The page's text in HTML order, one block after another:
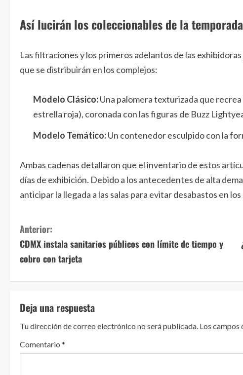
Así lucirán los coleccionables de la temporada
Las filtraciones y los primeros adelantos de las
que se distribuirán en los complejos:
Modelo Clásico:Una palomera texturizada que
estrella roja), coronada con las figuras de Buzz
Modelo Temático:Un contenedor esculpido con la
Ambas cadenas detallaron que el inventario de estos
días de exhibición. Debido a los antecedentes de alta
anticipar la llegada a las salas para evitar desabastos en
S
i
e
l
e
Anterior:
CDMX instala sanitarios públicos con límite de tiempo y
cobro con tarjeta
Deja una respuesta
Tu dirección de correo electrónico no será publicada. Los
Comentario *